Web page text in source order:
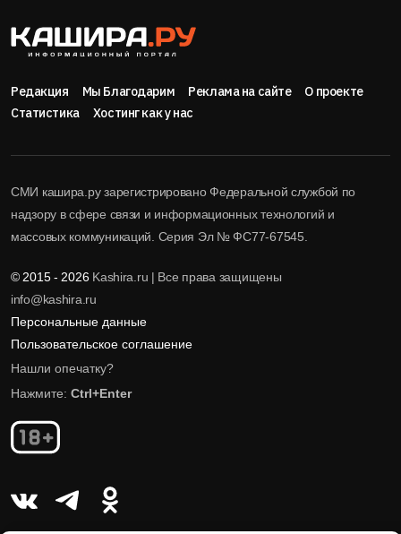
Редакция Мы Благодарим Реклама на сайте
О проекте
Статистика
Хостинг как у нас
СМИ кашира.ру зарегистрировано Федеральной службой по
надзору в сфере связи и информационных технологий и
массовых коммуникаций. Серия Эл № ФС77-67545.
© 2015 - 2026Kashira.ru | Все права защищены
info@kashira.ru
Персональные данные
Пользовательское соглашение
Нашли опечатку?
Нажмите: Ctrl+Enter